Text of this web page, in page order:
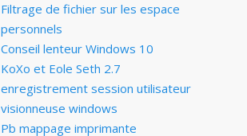
Filtrage de fichier sur les espace
personnels
Conseil lenteur Windows 10
KoXo et Eole Seth 2.7
enregistrement session utilisateur
visionneuse windows
Pb mappage imprimante